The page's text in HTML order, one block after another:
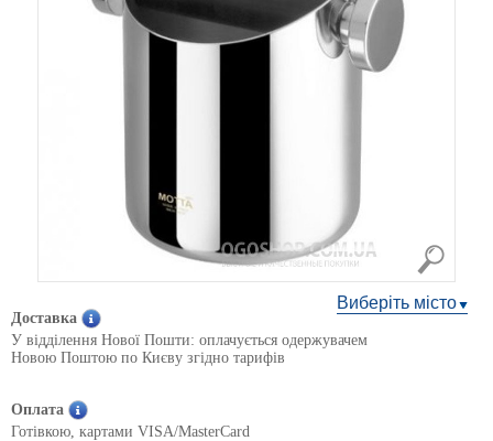
Виберіть місто
Доставка
У відділення Нової Пошти: оплачується одержувачем
Новою Поштою по Києву згідно тарифів
Оплата
Готівкою, картами VISA/MasterCard